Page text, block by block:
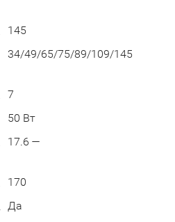
145
34/49/65/75/89/109/145
7
50 Вт
17.6 —
170
Да